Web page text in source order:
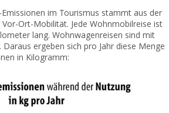
-Emissionen im Tourismus stammt aus der
Ort-Mobilität. Jede Wohnmobilreise ist
lang. Wohnwagenreisen sind mit
ergeben sich pro Jahr diese Menge
in Kilogramm: